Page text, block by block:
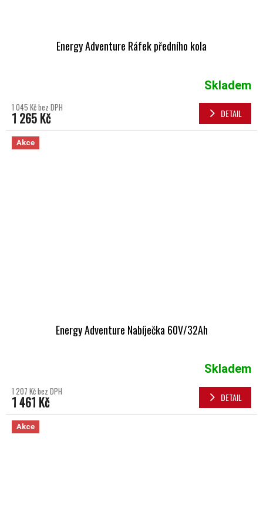
Energy Adventure Ráfek předního kola
Skladem
1 045 Kč bez DPH
1 265 Kč DETAIL
Akce
Energy Adventure Nabíječka 60V/32Ah
Skladem
1 207 Kč bez DPH
1 461 Kč DETAIL
Akce